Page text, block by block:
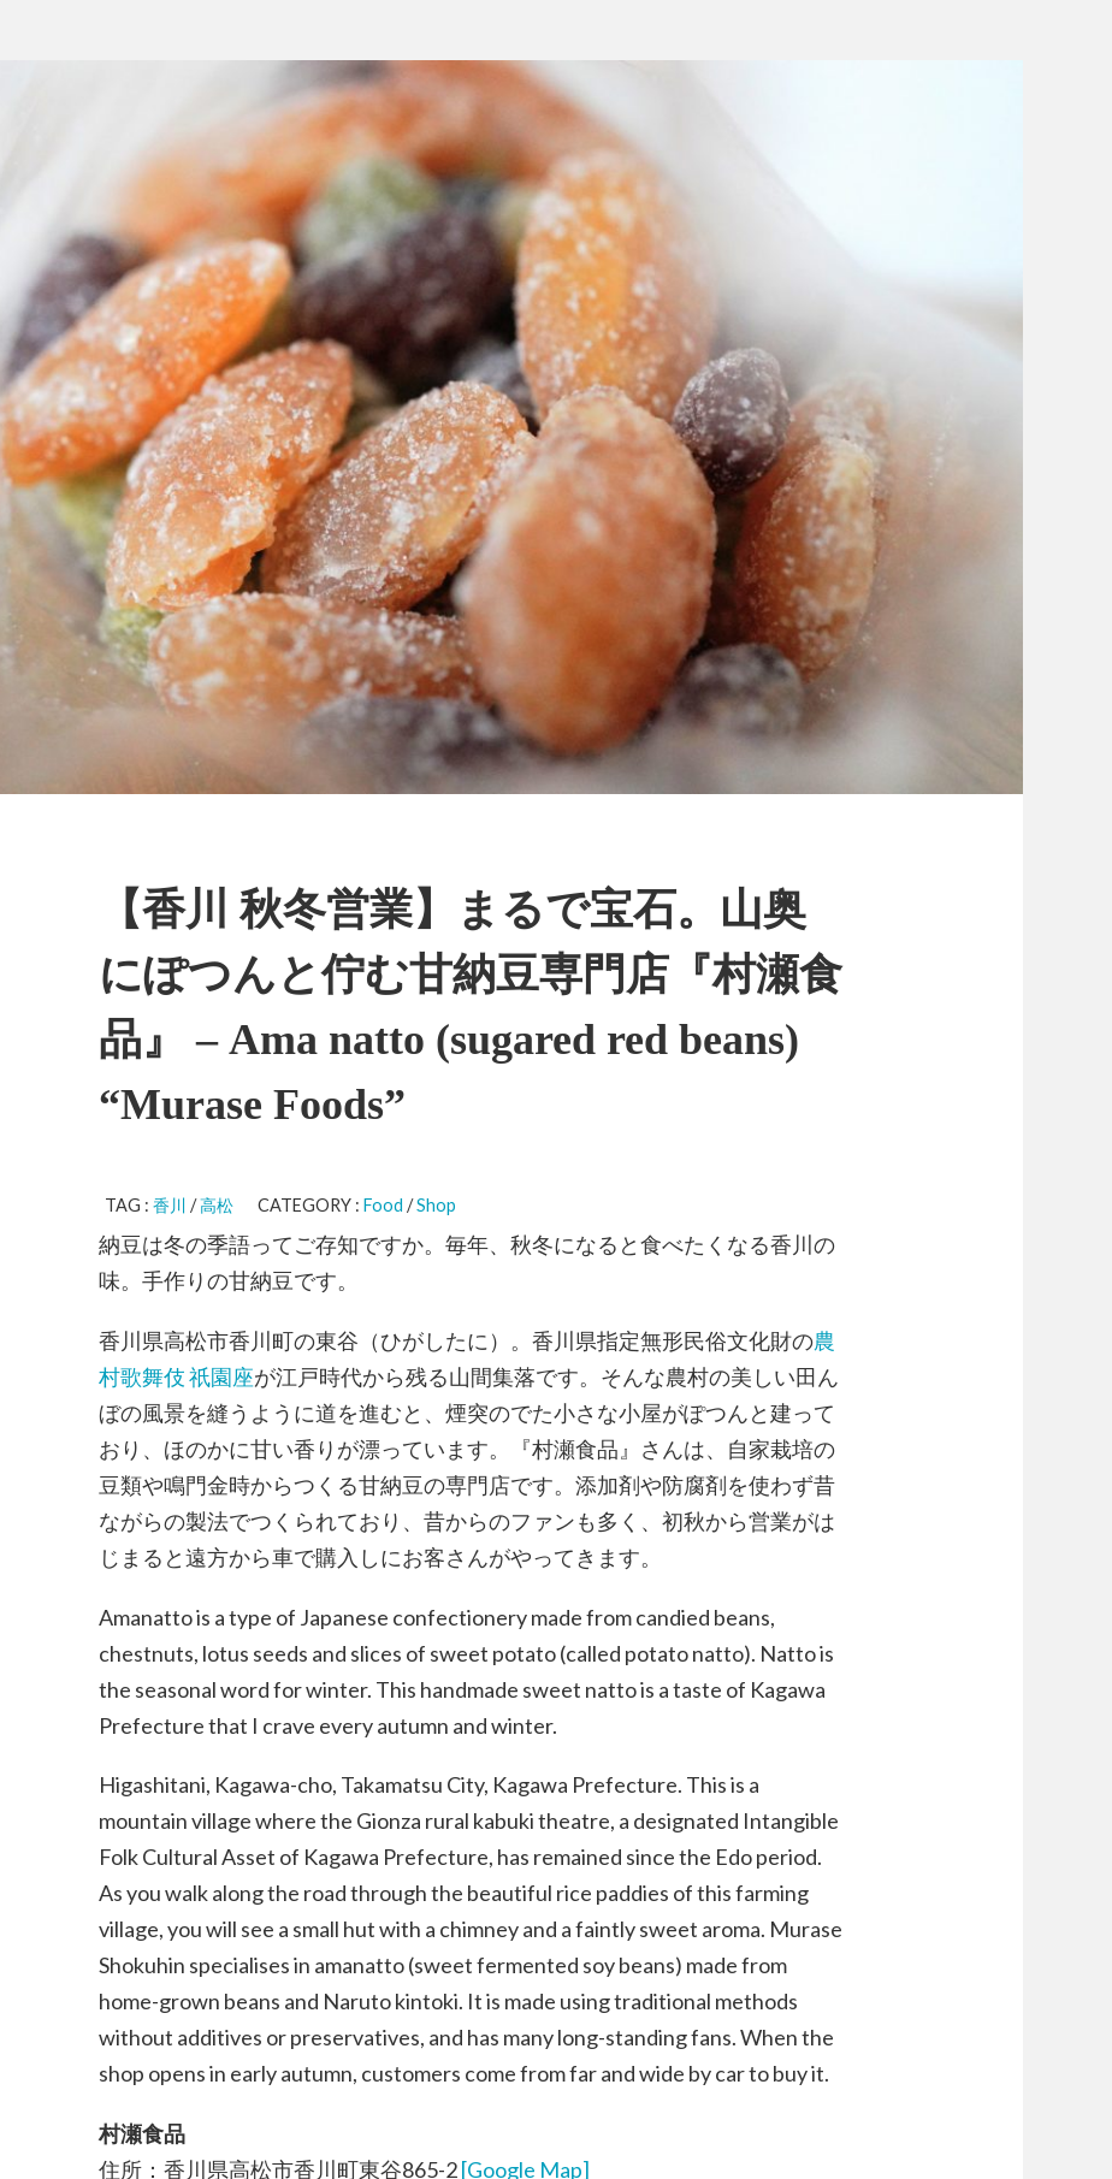
【香川 秋冬営業】まるで宝石。山奥
にぽつんと佇む甘納豆専門店『村瀬食
品』 – Ama natto (sugared red beans)
“Murase Foods”
TAG : 香川 /高松 CATEGORY : Food /Shop
納豆は冬の季語ってご存知ですか。毎年、秋冬になると食べたくなる香川の
味。手作りの甘納豆です。
香川県高松市香川町の東谷（ひがしたに）。香川県指定無形民俗文化財の農
村歌舞伎 祇園座が江戸時代から残る山間集落です。そんな農村の美しい田ん
ぼの風景を縫うように道を進むと、煙突のでた小さな小屋がぽつんと建って
おり、ほのかに甘い香りが漂っています。『村瀬食品』さんは、自家栽培の
豆類や鳴門金時からつくる甘納豆の専門店です。添加剤や防腐剤を使わず昔
ながらの製法でつくられており、昔からのファンも多く、初秋から営業がは
じまると遠方から車で購入しにお客さんがやってきます。
Amanatto is a type of Japanese confectionery made from candied beans,
chestnuts, lotus seeds and slices of sweet potato (called potato natto). Natto is
the seasonal word for winter. This handmade sweet natto is a taste of Kagawa
Prefecture that I crave every autumn and winter.
Higashitani, Kagawa-cho, Takamatsu City, Kagawa Prefecture. This is a
mountain village where the Gionza rural kabuki theatre, a designated Intangible
Folk Cultural Asset of Kagawa Prefecture, has remained since the Edo period.
As you walk along the road through the beautiful rice paddies of this farming
village, you will see a small hut with a chimney and a faintly sweet aroma. Murase
Shokuhin specialises in amanatto (sweet fermented soy beans) made from
home-grown beans and Naruto kintoki. It is made using traditional methods
without additives or preservatives, and has many long-standing fans. When the
shop opens in early autumn, customers come from far and wide by car to buy it.
村瀬食品
住所：香川県高松市香川町東谷865-2[Google Map]